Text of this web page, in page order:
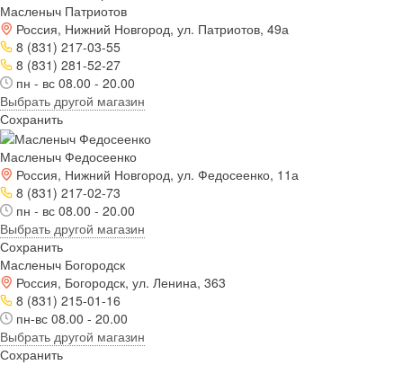
Масленыч Патриотов
Россия, Нижний Новгород, ул. Патриотов, 49а
8 (831) 217-03-55
8 (831) 281-52-27
пн - вс 08.00 - 20.00
Выбрать другой магазин
Сохранить
Масленыч Федосеенко
Россия, Нижний Новгород, ул. Федосеенко, 11а
8 (831) 217-02-73
пн - вс 08.00 - 20.00
Выбрать другой магазин
Сохранить
Масленыч Богородск
Россия, Богородск, ул. Ленина, 363
8 (831) 215-01-16
пн-вс 08.00 - 20.00
Выбрать другой магазин
Сохранить